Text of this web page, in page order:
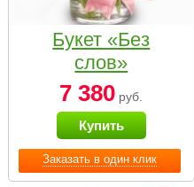
Заказать в один клик
Букет «Без
слов»
7 380 руб.
Купить